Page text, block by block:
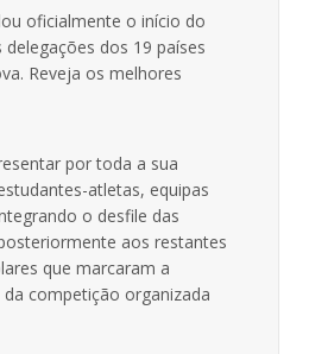
oficialmente o início do
dos 19 países
Reveja os melhores
por toda a sua
atletas, equipas
o desfile das
aos restantes
que marcaram a
competição organizada